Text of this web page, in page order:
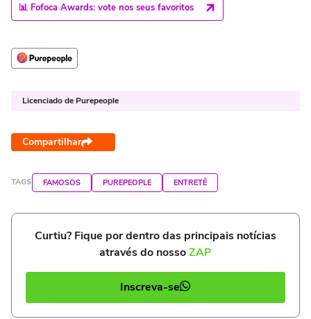
📊 Fofoca Awards: vote nos seus favoritos
Licenciado de Purepeople
Compartilhar
TAGS FAMOSOS PUREPEOPLE ENTRETÊ
Curtiu? Fique por dentro das principais notícias
através do nossoZAP
Inscreva-se